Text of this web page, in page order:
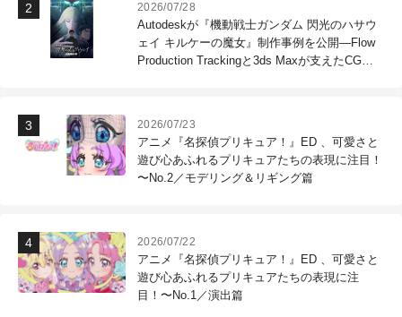
2026/07/28
Autodeskが『機動戦士ガンダム 閃光のハサウ
ェイ キルケーの魔女』制作事例を公開―Flow
Production Trackingと3ds Maxが支えたCG制
2026/07/23
アニメ『名探偵プリキュア！』ED 、可愛さと
遊び心あふれるプリキュアたちの表現に注目！
〜No.2／モデリング＆リギング篇
2026/07/22
アニメ『名探偵プリキュア！』ED 、可愛さと
遊び心あふれるプリキュアたちの表現に注
目！〜No.1／演出篇